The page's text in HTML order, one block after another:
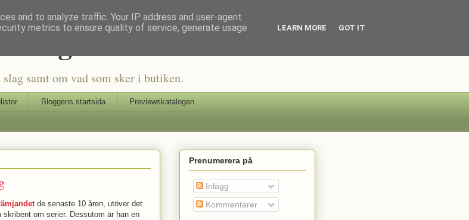
Blog
samt om vad som sker i butiken.
Bloggens startsida Previewskatalogen
de senaste 10 åren, utöver det
om serier. Dessutom är han en
Prenumerera på
Inlägg
Kommentarer
and to analyze traffic. Your IP address and user-agent
metrics to ensure quality of service, generate usage
LEARN MORE GOT IT